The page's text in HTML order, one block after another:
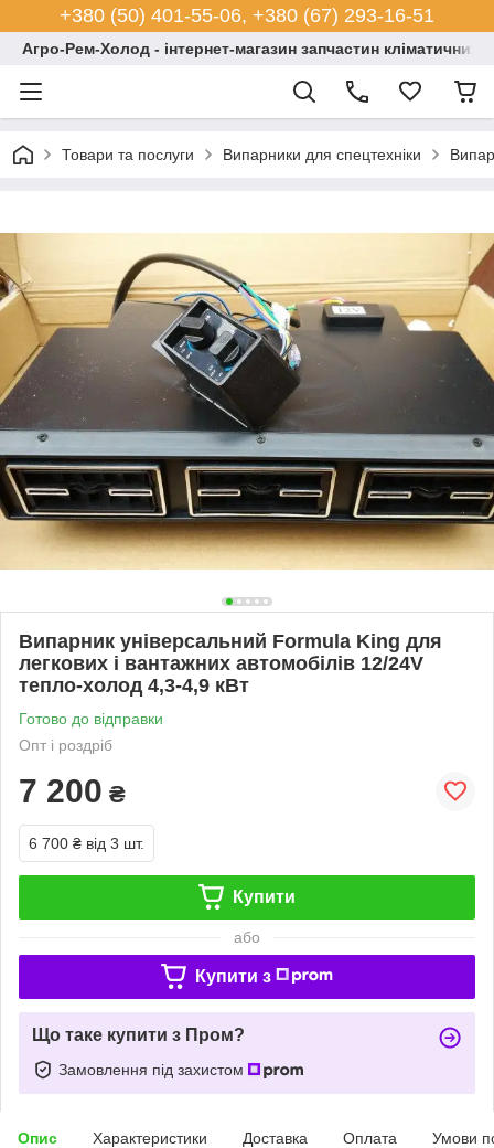
+380 (50) 401-55-06, +380 (67) 293-16-51
Агро-Рем-Холод - інтернет-магазин запчастин кліматичних
Товари та послуги Випарники для спецтехніки
Випарник універсальний Formula King для
легкових і вантажних автомобілів 12/24V
тепло-холод 4,3-4,9 кВт
Готово до відправки
Опт і роздріб
7 200 ₴
6 700 ₴ від 3 шт.
Купити
або
Купити з
Що таке купити з Пром?
Замовлення під захистом
Опис Характеристики Доставка Оплата Умови